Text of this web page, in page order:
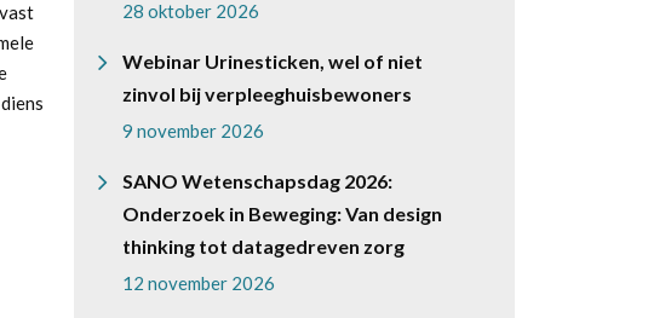
28 oktober 2026
Webinar Urinesticken, wel of niet
zinvol bij verpleeghuisbewoners
9 november 2026
SANO Wetenschapsdag 2026:
Onderzoek in Beweging: Van design
thinking tot datagedreven zorg
12 november 2026